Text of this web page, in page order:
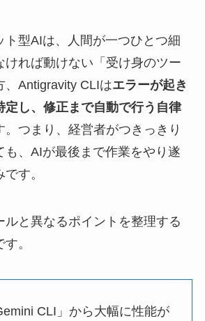
ト型AIは、人間が一つひとつ細
ければ動けない「受け身のツー
、Antigravity CLIはエラーが起き
定し、修正まで自動で行う自律
。つまり、経営者がつきっきり
も、AIが最後まで作業をやり遂
す。
ルと異なるポイントを整理する
。
CLI」から大幅に性能が